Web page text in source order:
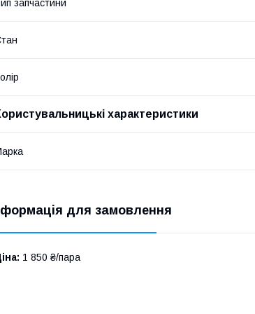
запчастини
характеристики
для замовлення
1 850 ₴/пара